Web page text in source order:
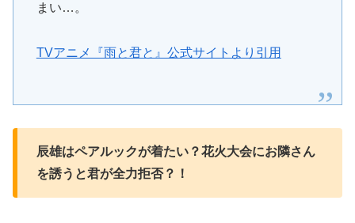
まい…。
TVアニメ『雨と君と』公式サイトより引用
辰雄はペアルックが着たい？花火大会にお隣さん
を誘うと君が全力拒否？！